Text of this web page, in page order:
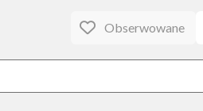
Obserwowane